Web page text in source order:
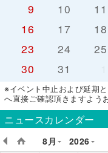
9
10 11
16
17 18
23
24 25
30
31
※イベント中止および延期
へ直接ご確認頂きますよう
ニュースカレンダー
8月
2026